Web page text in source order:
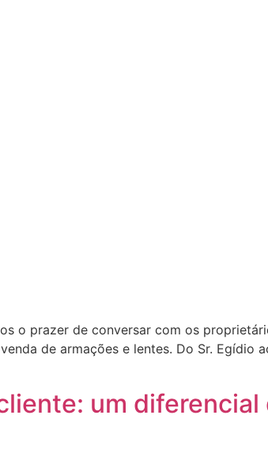
o prazer de conversar com os
de armações e lentes. Do Sr.
um